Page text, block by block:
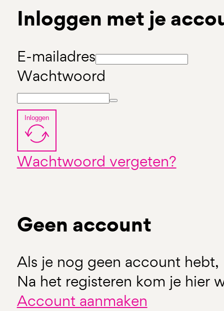
Inloggen met je
E-mailadres
Wachtwoord
Inloggen
Wachtwoord vergeten?
Geen account
Als je nog geen account hebt,
Na het registeren kom je hier
Account aanmaken